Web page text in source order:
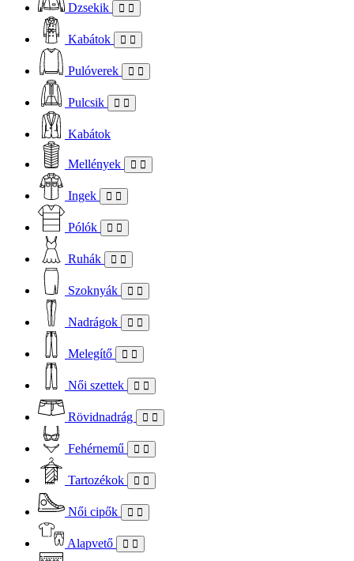
Dzsekik
Kabátok
Pulóverek
Pulcsik
Kabátok
Mellények
Ingek
Pólók
Ruhák
Szoknyák
Nadrágok
Melegítő
Női szettek
Rövidnadrág
Fehérnemű
Tartozékok
Női cipők
Alapvető